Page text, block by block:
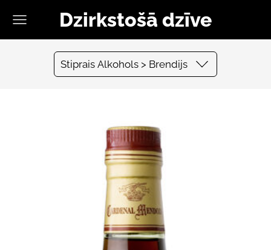
Dzirkstošā dzīve
Stiprais Alkohols > Brendijs